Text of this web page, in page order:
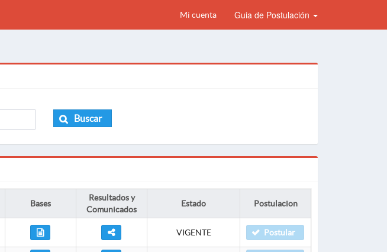
Mi cuenta Guia de Postulación
Buscar
Bases
Resultados y
Comunicados
Estado Postulacion
VIGENTE Postular